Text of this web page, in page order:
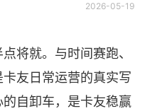
2026-05-19
将就。与时间赛跑、
友日常运营的真实写
自卸车，是卡友稳赢